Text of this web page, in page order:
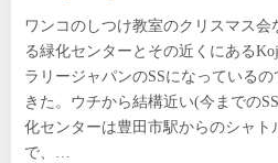
ワンコのしつけ教室のクリスマス
る緑化センターとその近くにある
ラリージャパンのSSになっている
きた。ウチから結構近い(今までの
化センターは豊田市駅からのシャト
で、…